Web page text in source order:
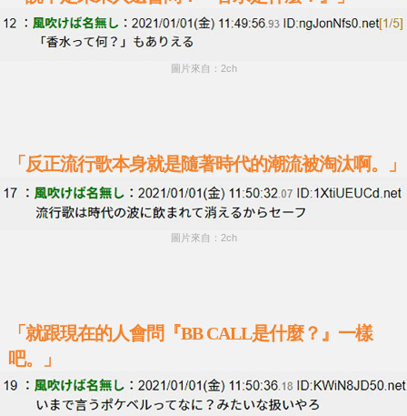
圖片來自：2ch
「反正流行歌本身就是隨著時代的潮流被淘汰啊。」
圖片來自：2ch
「就跟現在的人會問『BB CALL是什麼？』一樣
吧。」